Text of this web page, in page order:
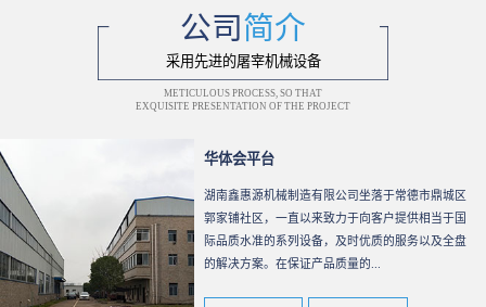
公司简介
采用先进的屠宰机械设备
METICULOUS PROCESS, SO THAT
EXQUISITE PRESENTATION OF THE PROJECT
华体会平台
湖南鑫惠源机械制造有限公司坐落于常德市鼎城区
郭家铺社区，一直以来致力于向客户提供相当于国
际品质水准的系列设备，及时优质的服务以及全盘
的解决方案。在保证产品质量的...